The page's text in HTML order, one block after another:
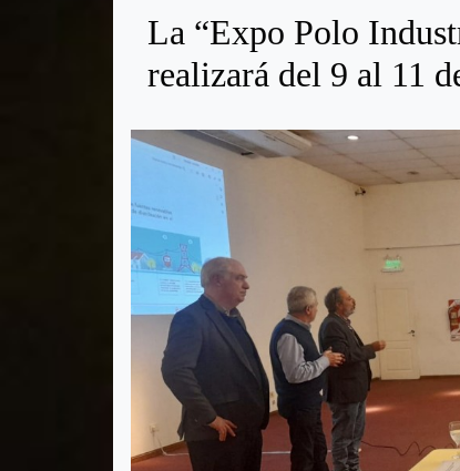
La “Expo Polo
realizará del 9 al 11